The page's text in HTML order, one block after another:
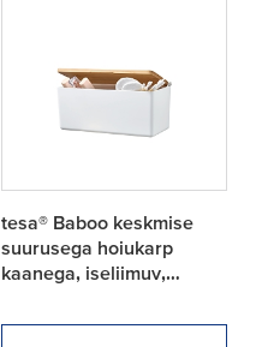
tesa® Baboo keskmise
suurusega hoiukarp
kaanega, iseliimuv,
kvaliteetne plast